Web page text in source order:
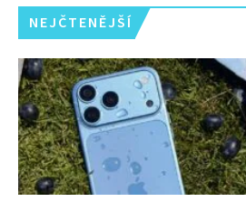
NEJČTENĚJŠÍ